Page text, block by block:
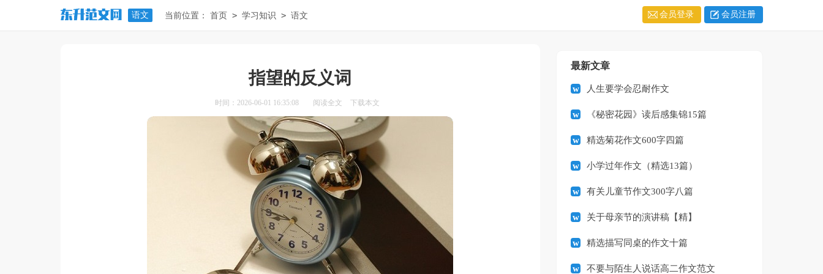
语文 当前位置： 首页 > 学习知识 > 语文 会员登录 会员注册
指望的反义词
时间：2026-06-01 16:35:08 阅读全文 下载本文
最新文章
人生要学会忍耐作文
《秘密花园》读后感集锦15篇
精选菊花作文600字四篇
小学过年作文（精选13篇）
有关儿童节作文300字八篇
关于母亲节的演讲稿【精】
精选描写同桌的作文十篇
不要与陌生人说话高二作文范文